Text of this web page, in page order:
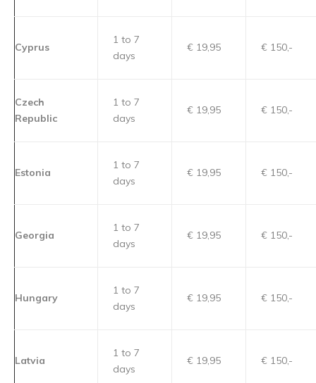
Cyprus
1 to 7
days
€ 19,95 € 150,-
Czech
Republic
1 to 7
days
€ 19,95 € 150,-
Estonia
1 to 7
days
€ 19,95 € 150,-
Georgia
1 to 7
days
€ 19,95 € 150,-
Hungary
1 to 7
days
€ 19,95 € 150,-
Latvia
1 to 7
days
€ 19,95 € 150,-